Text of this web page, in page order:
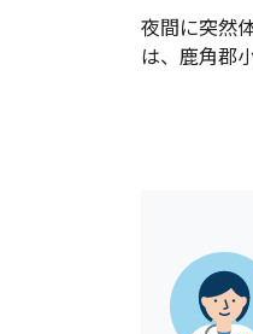
夜間に突然
は、 鹿角郡